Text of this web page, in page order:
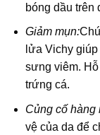
bóng dầu trên
Giảm mụn:
lửa Vichy
sưng viêm.
trứng cá.
Củng cố hàng
vệ của da để